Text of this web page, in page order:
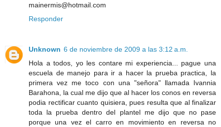
mainermis@hotmail.com
Responder
Unknown 6 de noviembre de 2009 a las 3:12 a.m.
Hola a todos, yo les contare mi experiencia... pague una
escuela de manejo para ir a hacer la prueba practica, la
primera vez me toco con una "señora" llamada Ivannia
Barahona, la cual me dijo que al hacer los conos en reversa
podia rectificar cuanto quisiera, pues resulta que al finalizar
toda la prueba dentro del plantel me dijo que no pase
porque una vez el carro en movimiento en reversa no